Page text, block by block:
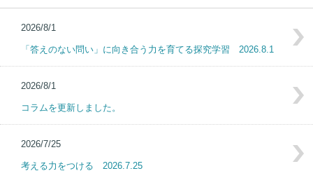
2026/8/1
「答えのない問い」に向き合う力を育てる探究学習 2026.8.1
2026/8/1
コラムを更新しました。
2026/7/25
考える力をつける 2026.7.25